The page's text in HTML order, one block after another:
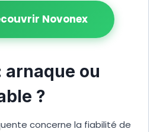
Novonex
arnaque ou
?
concerne la fiabilité de